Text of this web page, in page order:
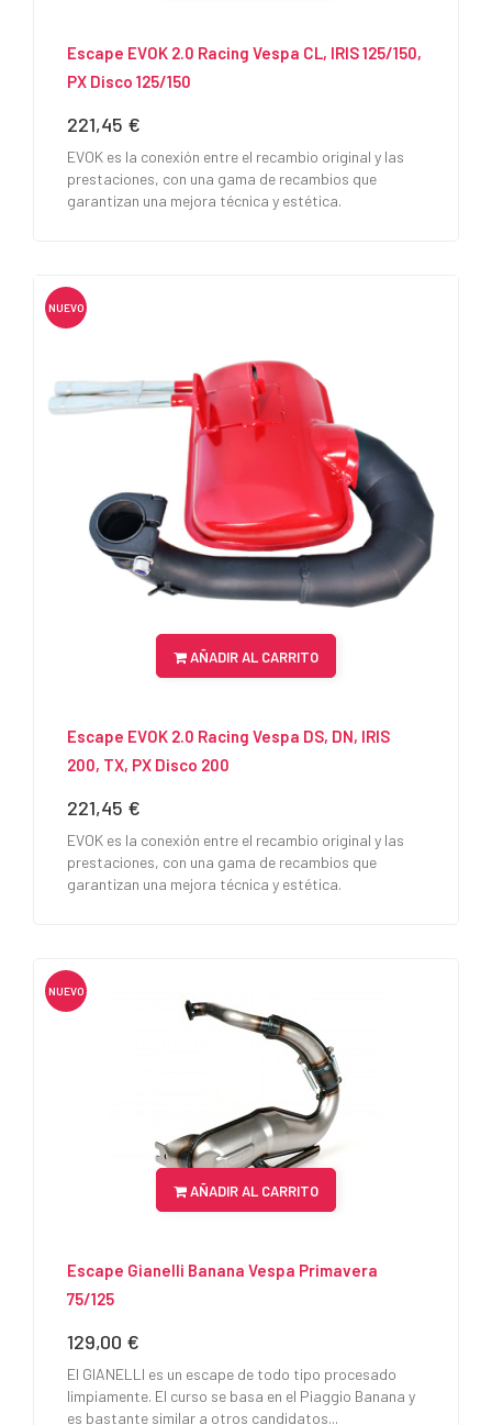
Escape EVOK 2.0 Racing Vespa CL, IRIS 125/150,
PX Disco 125/150
Precio
221,45 €
EVOK es la conexión entre el recambio original y las
prestaciones, con una gama de recambios que
garantizan una mejora técnica y estética.
NUEVO
AÑADIR AL CARRITO
Escape EVOK 2.0 Racing Vespa DS, DN, IRIS
200, TX, PX Disco 200
Precio
221,45 €
EVOK es la conexión entre el recambio original y las
prestaciones, con una gama de recambios que
garantizan una mejora técnica y estética.
NUEVO
AÑADIR AL CARRITO
Escape Gianelli Banana Vespa Primavera
75/125
Precio
129,00 €
El GIANELLI es un escape de todo tipo procesado
limpiamente. El curso se basa en el Piaggio Banana y
es bastante similar a otros candidatos...